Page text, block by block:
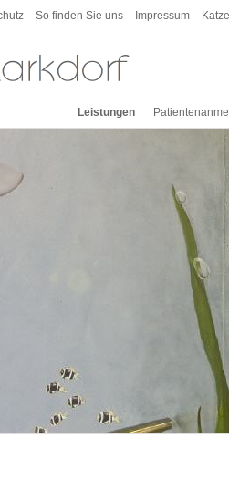
So finden Sie uns Impressum
Leistungen